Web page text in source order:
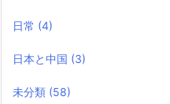
日常 (4)
日本と中国 (3)
未分類 (58)